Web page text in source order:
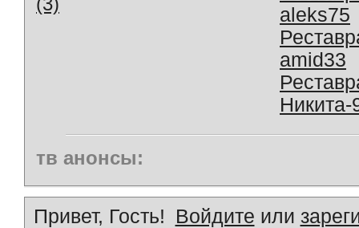
aleks75
amid33
Никита-
тв анонсы:
Привет, Гость! Войдите или